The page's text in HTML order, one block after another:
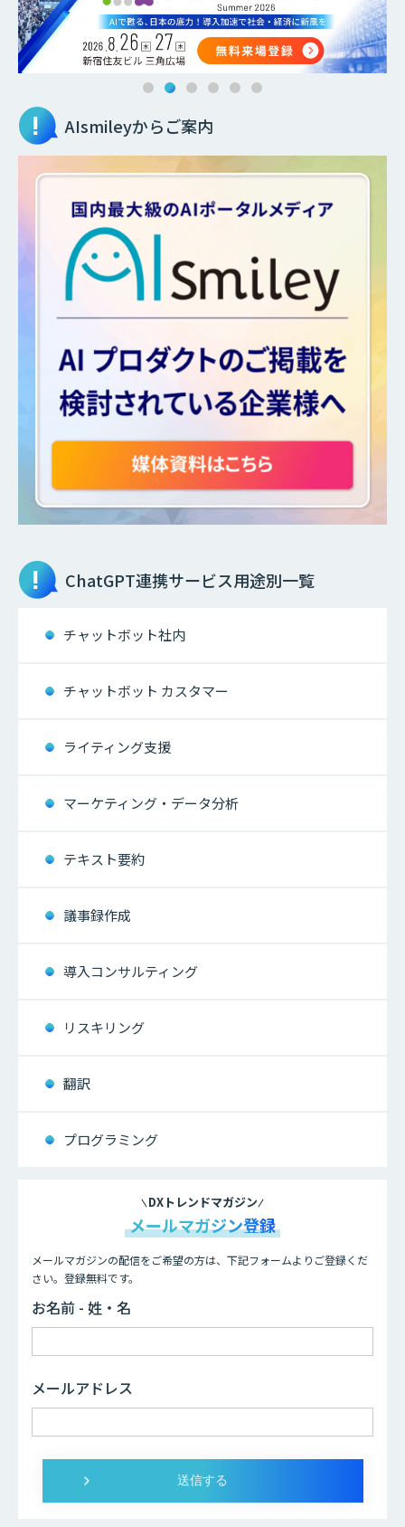
AIsmileyからご案内
ChatGPT連携サービス用途別一覧
チャットボット社内
チャットボット カスタマー
ライティング支援
マーケティング・データ分析
テキスト要約
議事録作成
導入コンサルティング
リスキリング
翻訳
プログラミング
DXトレンドマガジン
メールマガジン登録
メールマガジンの配信をご希望の方は、下記フォームよりご登録くだ
さい。登録無料です。
お名前 - 姓・名
メールアドレス